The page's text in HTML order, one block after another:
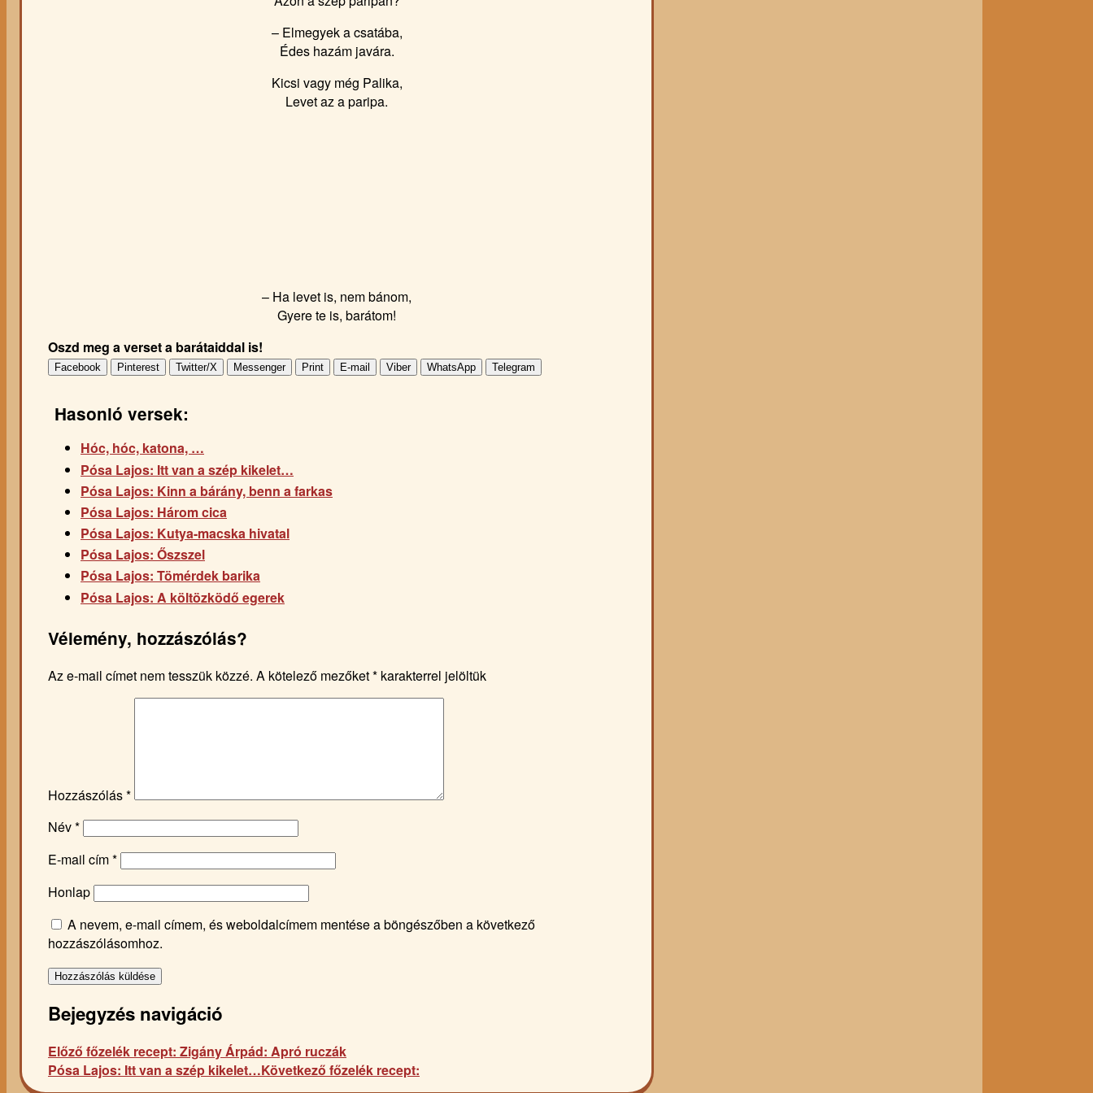
– Elmegyek a csatába,
Édes hazám javára.
Kicsi vagy még Palika,
Levet az a paripa.
– Ha levet is, nem bánom,
Gyere te is, barátom!
Oszd meg a verset a barátaiddal is!
Facebook Pinterest Twitter/X Messenger Print E-mail Viber WhatsApp Telegram
Hasonló versek:
Hóc, hóc, katona, …
Pósa Lajos: Itt van a szép kikelet…
Pósa Lajos: Kinn a bárány, benn a farkas
Pósa Lajos: Három cica
Pósa Lajos: Kutya-macska hivatal
Pósa Lajos: Őszszel
Pósa Lajos: Tömérdek barika
Pósa Lajos: A költözködő egerek
Vélemény, hozzászólás?
Az e-mail címet nem tesszük közzé. A kötelező mezőket* karakterrel jelöltük
Hozzászólás*
Név*
E-mail cím*
Honlap
A nevem, e-mail címem, és weboldalcímem mentése a böngészőben a következő
hozzászólásomhoz.
Bejegyzés navigáció
Előző főzelék recept: Zigány Árpád: Apró ruczák
Pósa Lajos: Itt van a szép kikelet…Következő főzelék recept: